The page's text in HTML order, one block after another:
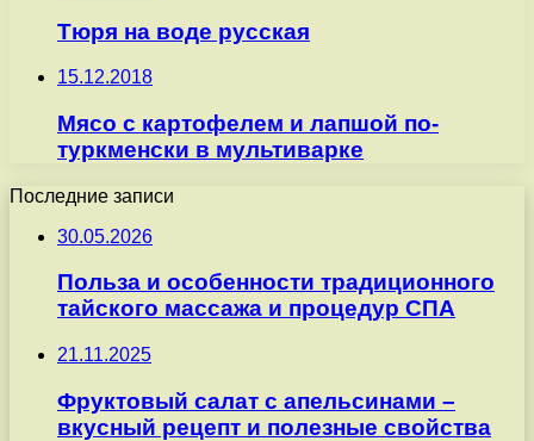
Тюря на воде русская
15.12.2018
Мясо с картофелем и лапшой по-
туркменски в мультиварке
Последние записи
30.05.2026
Польза и особенности традиционного
тайского массажа и процедур СПА
21.11.2025
Фруктовый салат с апельсинами –
вкусный рецепт и полезные свойства